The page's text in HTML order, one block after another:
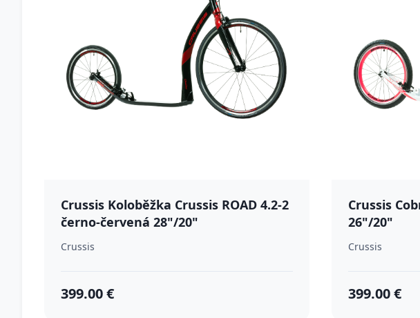
Crussis Koloběžka Crussis ROAD 4.2-2
černo-červená 28"/20"
Crussis
399.00 €
Crussis
26"/20"
Crussis
399.00 €